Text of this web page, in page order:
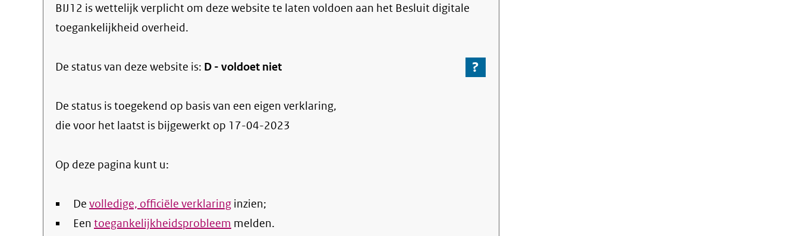
link)
BIJ12 is wettelijk verplicht om deze website te laten voldoen aan het Besluit digitale
toegankelijkheid overheid.
De status van deze website is: D - voldoet niet ?
Ga
De status is toegekend op basis van een eigen verklaring,
die voor het laatst is bijgewerkt op 17-04-2023
Op deze pagina kunt u:
De volledige, officiële verklaring inzien;
Een toegankelijkheidsprobleem melden.